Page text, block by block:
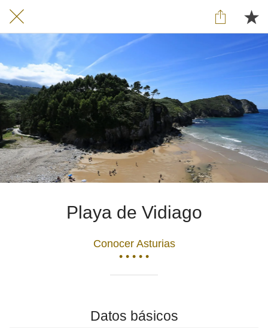
Playa de Vidiago
Conocer Asturias
• • • • •
Datos básicos